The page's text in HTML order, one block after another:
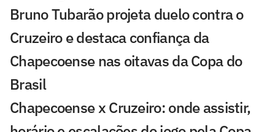
Bruno Tubarão projeta duelo contra o
Cruzeiro e destaca confiança da
Chapecoense nas oitavas da Copa do
Brasil
Chapecoense x Cruzeiro: onde assistir,